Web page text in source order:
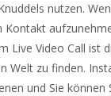
nutzen.
Kontakt
Live Video Call ist
Welt zu finden.
und Sie können